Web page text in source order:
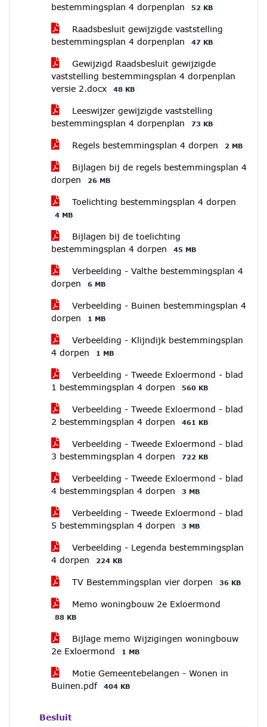
bestemmingsplan 4 dorpenplan
52 KB
Raadsbesluit gewijzigde vaststelling
bestemmingsplan 4 dorpenplan
47 KB
Gewijzigd Raadsbesluit gewijzigde
vaststelling bestemmingsplan 4 dorpenplan
versie 2.docx
48 KB
Leeswijzer gewijzigde vaststelling
bestemmingsplan 4 dorpenplan
73 KB
Regels bestemmingsplan 4 dorpen 2 MB
Bijlagen bij de regels bestemmingsplan 4
dorpen
26 MB
Toelichting bestemmingsplan 4 dorpen
4 MB
Bijlagen bij de toelichting
bestemmingsplan 4 dorpen
45 MB
Verbeelding - Valthe bestemmingsplan 4
dorpen
6 MB
Verbeelding - Buinen bestemmingsplan 4
dorpen
1 MB
Verbeelding - Klijndijk bestemmingsplan
4 dorpen
1 MB
Verbeelding - Tweede Exloermond - blad
1 bestemmingsplan 4 dorpen
560 KB
Verbeelding - Tweede Exloermond - blad
2 bestemmingsplan 4 dorpen
461 KB
Verbeelding - Tweede Exloermond - blad
3 bestemmingsplan 4 dorpen
722 KB
Verbeelding - Tweede Exloermond - blad
4 bestemmingsplan 4 dorpen
3 MB
Verbeelding - Tweede Exloermond - blad
5 bestemmingsplan 4 dorpen
3 MB
Verbeelding - Legenda bestemmingsplan
4 dorpen
224 KB
TV Bestemmingsplan vier dorpen 36 KB
Memo woningbouw 2e Exloermond
88 KB
Bijlage memo Wijzigingen woningbouw
2e Exloermond
1 MB
Motie Gemeentebelangen - Wonen in
Buinen.pdf
404 KB
Besluit